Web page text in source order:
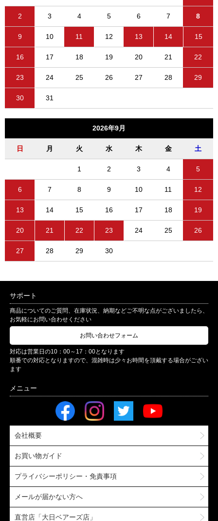
2 3 4 5 6 7 8
9 10 11 12 13 14 15
16 17 18 19 20 21 22
23 24 25 26 27 28 29
30 31
2026年9月
日 月 火 水 木 金 土
1 2 3 4 5
6 7 8 9 10 11 12
13 14 15 16 17 18 19
20 21 22 23 24 25 26
27 28 29 30
サポート
商品についてのご質問、在庫状況、納期などご不明な点がございましたら、
お気軽にお問い合わせください
お問い合わせフォーム
対応は営業日の10：00～17：00となります
順番での対応となりますので、混雑時は少々お時間を頂戴する場合がござい
ます
会社概要
お買い物ガイド
プライバシーポリシー・免責事項
メールが届かない方へ
直営店「大日ベアーズ店」